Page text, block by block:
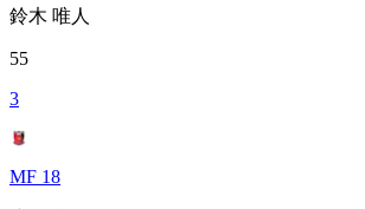
鈴木 唯人
55
3
MF 18